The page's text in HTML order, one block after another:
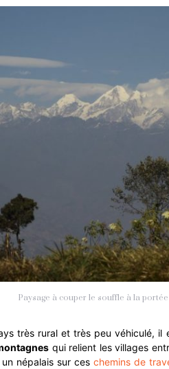
Paysage à couper le souffle à la
très rural et très peu véhiculé, il
qui relient les villages
népalais sur ceschemins de